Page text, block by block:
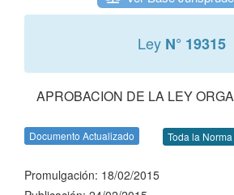
Ley N° 19315
APROBACION DE LA LEY
Documento Actualizado Toda la Norma
Promulgación: 18/02/2015